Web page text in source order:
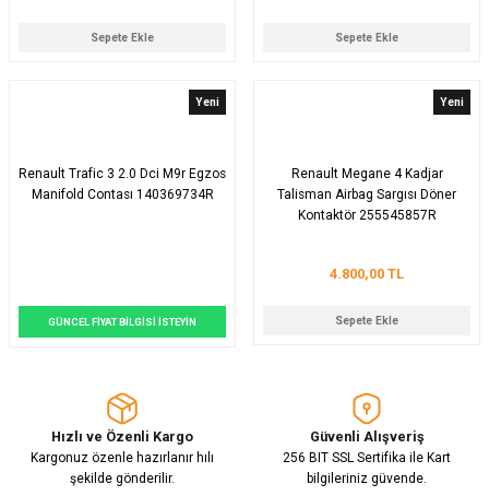
Sepete Ekle Sepete Ekle
Yeni
Renault Trafic 3 2.0 Dci M9r Egzos
Manifold Contası 140369734R
GÜNCEL FİYAT BİLGİSİ İSTEYİN
Yeni
Renault Megane 4 Kadjar
Talisman Airbag Sargısı Döner
Kontaktör 255545857R
4.800,00 TL
Sepete Ekle
Hızlı ve Özenli Kargo
Kargonuz özenle hazırlanır hılı
şekilde gönderilir.
Güvenli Alışveriş
256 BIT SSL Sertifika ile Kart
bilgileriniz güvende.